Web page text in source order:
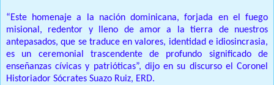
“Este homenaje a la nación dominicana, forjada en el fuego
misional, redentor y lleno de amor a la tierra de nuestros
antepasados, que se traduce en valores, identidad e idiosincrasia,
es un ceremonial trascendente de profundo significado de
enseñanzas cívicas y patrióticas”, dijo en su discurso el Coronel
Historiador Sócrates Suazo Ruiz, ERD.